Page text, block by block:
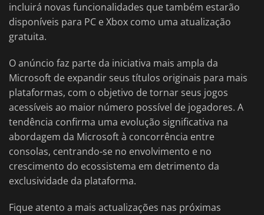
incluirá novas funcionalidades que também estarão
disponíveis para PC e Xbox como uma atualização
gratuita.
O anúncio faz parte da iniciativa mais ampla da
Microsoft de expandir seus títulos originais para mais
plataformas, com o objetivo de tornar seus jogos
acessíveis ao maior número possível de jogadores. A
tendência confirma uma evolução significativa na
abordagem da Microsoft à concorrência entre
consolas, centrando-se no envolvimento e no
crescimento do ecossistema em detrimento da
exclusividade da plataforma.
Fique atento a mais actualizações nas próximas